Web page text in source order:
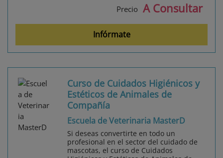
Precio A Consultar
Infórmate
Curso de Cuidados Higiénicos y
Estéticos de Animales de
Compañía
Escuela de Veterinaria MasterD
Si deseas convertirte en todo un
profesional en el sector del cuidado de
mascotas, el curso de Cuidados